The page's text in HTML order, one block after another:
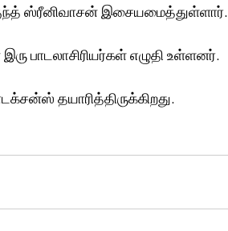
ஸ்ரீனிவாசன் இசையமைத்துள்ளார்.
பாடலாசிரியர்கள் எழுதி உள்ளனர்.
தயாரித்திருக்கிறது.